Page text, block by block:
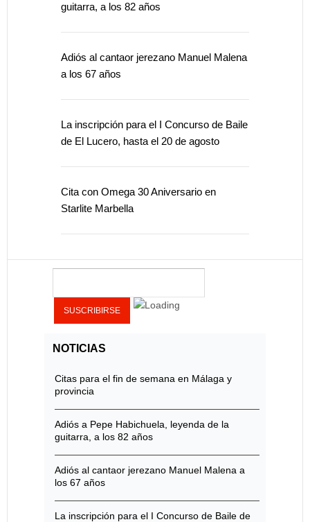
guitarra, a los 82 años
Adiós al cantaor jerezano Manuel Malena
a los 67 años
La inscripción para el I Concurso de Baile
de El Lucero, hasta el 20 de agosto
Cita con Omega 30 Aniversario en
Starlite Marbella
NOTICIAS
Citas para el fin de semana en Málaga y
provincia
Adiós a Pepe Habichuela, leyenda de la
guitarra, a los 82 años
Adiós al cantaor jerezano Manuel Malena a
los 67 años
La inscripción para el I Concurso de Baile de